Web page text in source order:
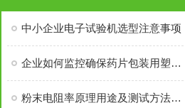
中小企业电子试验机选型注意事项
企业如何监控确保药片包装用塑料瓶具有良好的密封性能且易开启？
粉末电阻率原理用途及测试方法概述